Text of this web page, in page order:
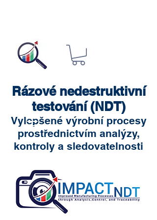
Rázové nedestruktivní
testování (NDT)
Vylepšené výrobní procesy
prostřednictvím analýzy,
kontroly a sledovatelnosti